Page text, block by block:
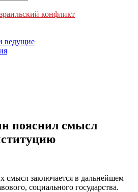
конфликт
ведущие
пояснил смысл
смысл заключается в дальнейшем
социального государства.